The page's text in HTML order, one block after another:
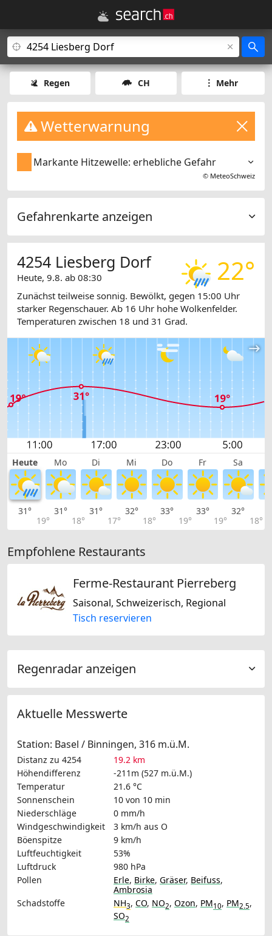
Regen CH Mehr
Wetterwarnung
Markante Hitzewelle: erhebliche Gefahr
© MeteoSchweiz
Gefahrenkarte anzeigen
22°
4254 Liesberg Dorf
Heute, 9.8. ab 08:30
Zunächst teilweise sonnig. Bewölkt, gegen 15:00 Uhr
starker Regenschauer. Ab 16 Uhr hohe Wolkenfelder.
Temperaturen zwischen 18 und 31 Grad.
Heute Mo Di Mi Do Fr Sa
31°
19°
31°
18°
31°
17°
32°
18°
33°
19°
33°
19°
32°
18°
Empfohlene Restaurants
Ferme-Restaurant Pierreberg
Saisonal, Schweizerisch, Regional
Tisch reservieren
Regenradar anzeigen
Aktuelle Messwerte
Station: Basel / Binningen, 316 m.ü.M.
Distanz zu 4254
19.2 km
Höhendifferenz
-211m (527 m.ü.M.)
Temperatur
21.6 °C
Sonnenschein
10 von 10 min
Niederschläge
0 mm/h
Windgeschwindigkeit
3 km/h aus O
Böenspitze
9 km/h
Luftfeuchtigkeit
53%
Luftdruck
980 hPa
Pollen
Erle, Birke, Gräser, Beifuss,
Ambrosia
Schadstoffe
NH3, CO, NO2, Ozon, PM10, PM2.5,
SO2